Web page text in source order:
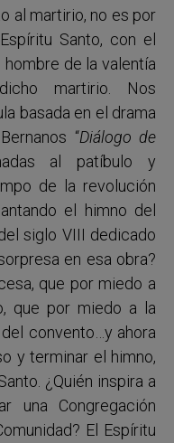
al martirio, no es por
Santo, con el
de la valentía
martirio. Nos
basada en el drama
“Diálogo de
al patíbulo y
de la revolución
el himno del
siglo VIII dedicado
en esa obra?
que por miedo a
que por miedo a la
convento…y ahora
y terminar el himno,
¿Quién inspira a
una Congregación
El Espíritu